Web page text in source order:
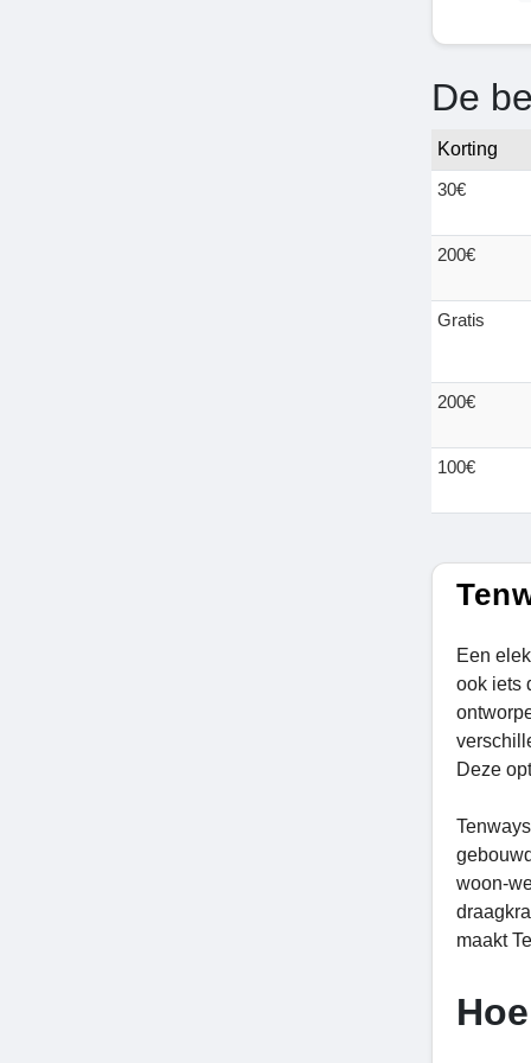
De
Korting
30€
200€
Gratis
200€
100€
Een
ook iets
Deze
woon-
maakt